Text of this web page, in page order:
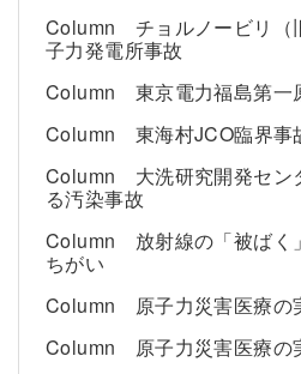
Column チョルノービリ（
子力発電所事故
Column 東京電力福島第一
Column 東海村JCO臨界事
Column 大洗研究開発セン
る汚染事故
Column 放射線の「被ばく
ちがい
Column 原子力災害医療
Column 原子力災害医療